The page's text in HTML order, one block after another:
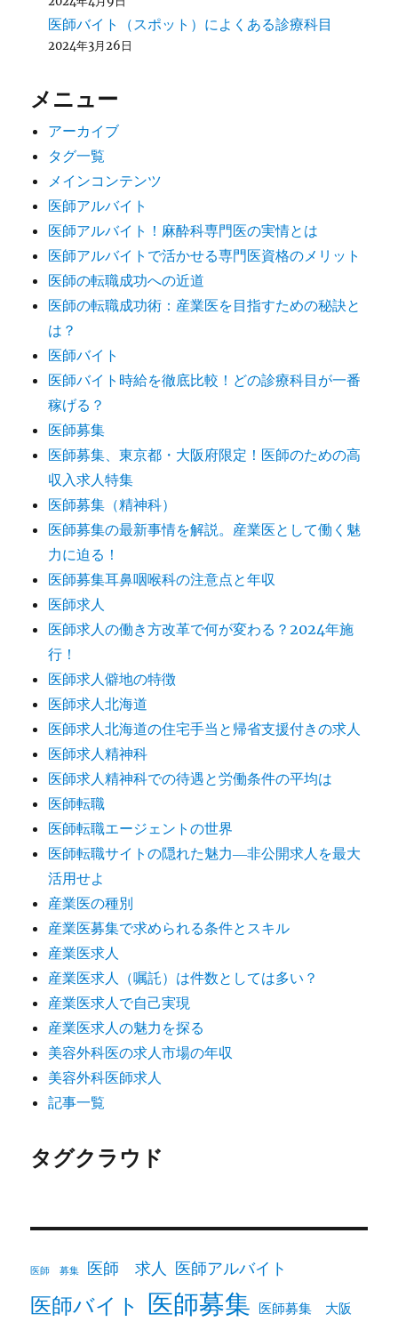
医師バイト（スポット）によくある診療科目
2024年3月26日
メニュー
アーカイブ
タグ一覧
メインコンテンツ
医師アルバイト
医師アルバイト！麻酔科専門医の実情とは
医師アルバイトで活かせる専門医資格のメリット
医師の転職成功への近道
医師の転職成功術：産業医を目指すための秘訣と
は？
医師バイト
医師バイト時給を徹底比較！どの診療科目が一番
稼げる？
医師募集
医師募集、東京都・大阪府限定！医師のための高
収入求人特集
医師募集（精神科）
医師募集の最新事情を解説。産業医として働く魅
力に迫る！
医師募集耳鼻咽喉科の注意点と年収
医師求人
医師求人の働き方改革で何が変わる？2024年施
行！
医師求人僻地の特徴
医師求人北海道
医師求人北海道の住宅手当と帰省支援付きの求人
医師求人精神科
医師求人精神科での待遇と労働条件の平均は
医師転職
医師転職エージェントの世界
医師転職サイトの隠れた魅力―非公開求人を最大
活用せよ
産業医の種別
産業医募集で求められる条件とスキル
産業医求人
産業医求人（嘱託）は件数としては多い？
産業医求人で自己実現
産業医求人の魅力を探る
美容外科医の求人市場の年収
美容外科医師求人
記事一覧
タグクラウド
医師 募集 医師 求人 医師アルバイト
医師バイト 医師募集 医師募集 大阪